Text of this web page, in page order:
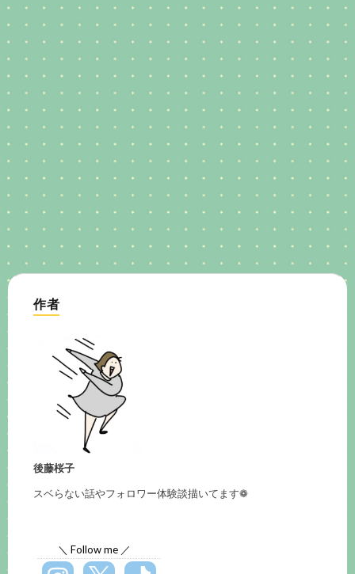
作者
後藤桜子
スベらない話やフォロワー体験談描いてます❁
＼ Follow me ／